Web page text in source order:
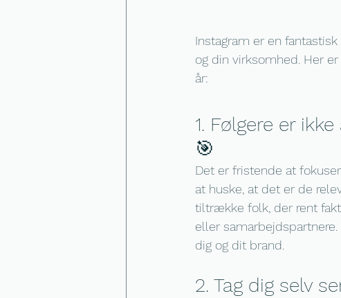
Instagram er en
og din virksomhed. Her
år:
1. Følgere er
🎯
Det er fristende at
at huske, at det er de
tiltrække folk, der rent
eller
dig og dit brand.
2. Tag dig selv